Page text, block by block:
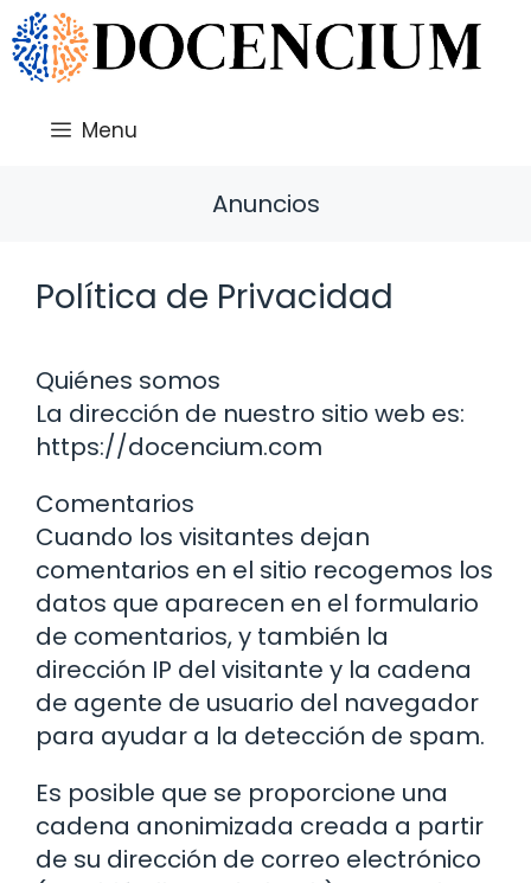
Saltar
al
contenido
Menu
Anuncios
Política de Privacidad
Quiénes somos
La dirección de nuestro sitio web es:
https://docencium.com
Comentarios
Cuando los visitantes dejan
comentarios en el sitio recogemos los
datos que aparecen en el formulario
de comentarios, y también la
dirección IP del visitante y la cadena
de agente de usuario del navegador
para ayudar a la detección de spam.
Es posible que se proporcione una
cadena anonimizada creada a partir
de su dirección de correo electrónico